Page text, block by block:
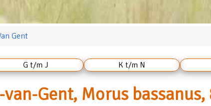
Gent
G t/m J K t/m N
van-Gent, Morus bassanus,